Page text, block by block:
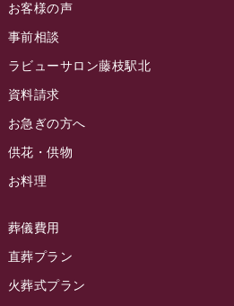
2024年5月
2024年4月
2024年3月
2024年2月
2023年12月
2023年11月
ラビュー藤枝茶町イベント情報
ラビュー藤枝イベント情報
ラビュー静岡沓谷イベント情報
ラビュー静岡籠上イベント情報
お葬式の豆知識
お客様の声
ラビュー静岡下島
ラビュー東静岡
ラビューリビング静岡沓谷
ラビュー藤枝
お客様の声
事前相談
ラビューサロン藤枝駅北
資料請求
お急ぎの方へ
供花・供物
お料理
葬儀費用
直葬プラン
火葬式プラン